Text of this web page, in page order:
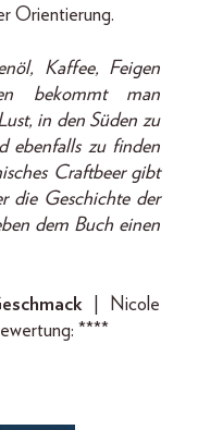
Orientierung.
Kaffee, Feigen
bekommt man
in den Süden zu
ebenfalls zu finden
Craftbeer gibt
die Geschichte der
dem Buch einen
| Nicole
****